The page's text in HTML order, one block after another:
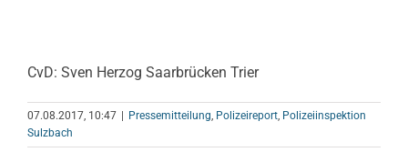
CvD: Sven Herzog Saarbrücken Trier
07.08.2017, 10:47 | Pressemitteilung, Polizeireport, Polizeiinspektion
Sulzbach